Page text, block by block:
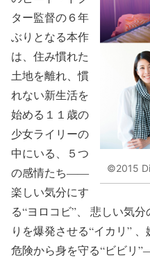
©2015
ター監督の６年
ぶりとなる本作
は、住み慣れた
土地を離れ、慣
れない新生活を
始める１１歳の
少女ライリーの
中にいる、５つ
の感情たち――
楽しい気分にす
る“ヨロコビ”、 悲しい気
りを爆発させる“イカリ”
危険から身を守る“ビビリ